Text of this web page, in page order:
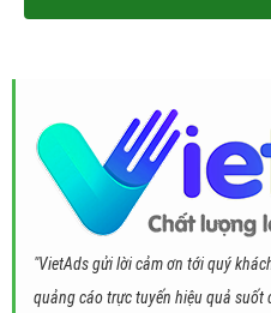
"VietAds gửi lời cảm ơn tới quý
quảng cáo trực tuyến hiệu quả suốt